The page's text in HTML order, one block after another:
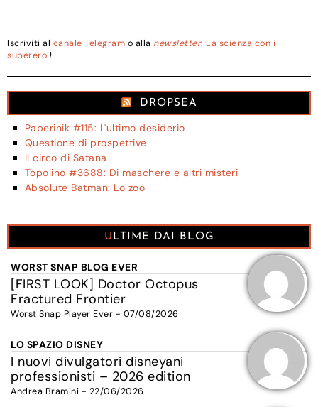
Iscriviti al canale Telegram o alla newsletter: La scienza con i
supereroi!
DROPSEA
Paperinik #115: L'ultimo desiderio
Questione di prospettive
Il circo di Satana
Topolino #3688: Di maschere e altri misteri
Absolute Batman: Lo zoo
ULTIME DAI BLOG
WORST SNAP BLOG EVER
[FIRST LOOK] Doctor Octopus
Fractured Frontier
Worst Snap Player Ever - 07/08/2026
LO SPAZIO DISNEY
I nuovi divulgatori disneyani
professionisti – 2026 edition
Andrea Bramini - 22/06/2026